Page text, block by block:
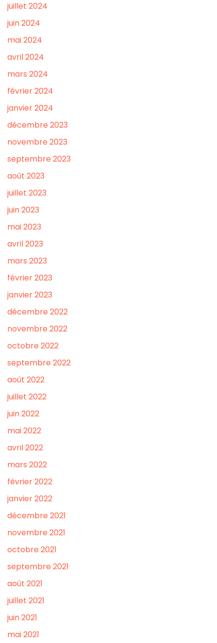
juillet 2024
juin 2024
mai 2024
avril 2024
mars 2024
février 2024
janvier 2024
décembre 2023
novembre 2023
septembre 2023
août 2023
juillet 2023
juin 2023
mai 2023
avril 2023
mars 2023
février 2023
janvier 2023
décembre 2022
novembre 2022
octobre 2022
septembre 2022
août 2022
juillet 2022
juin 2022
mai 2022
avril 2022
mars 2022
février 2022
janvier 2022
décembre 2021
novembre 2021
octobre 2021
septembre 2021
août 2021
juillet 2021
juin 2021
mai 2021